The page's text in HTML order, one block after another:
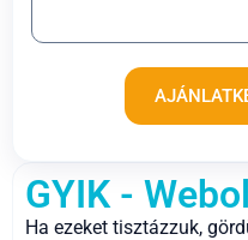
GYIK -
Ha ezeket tisztázzuk,